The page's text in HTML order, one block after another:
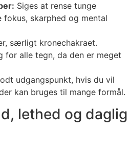
Siges at rense tunge
skarphed og mental
særligt kronechakraet.
for alle tegn, da den er meget
udgangspunkt, hvis du vil
kan bruges til mange formål.
lethed og daglig